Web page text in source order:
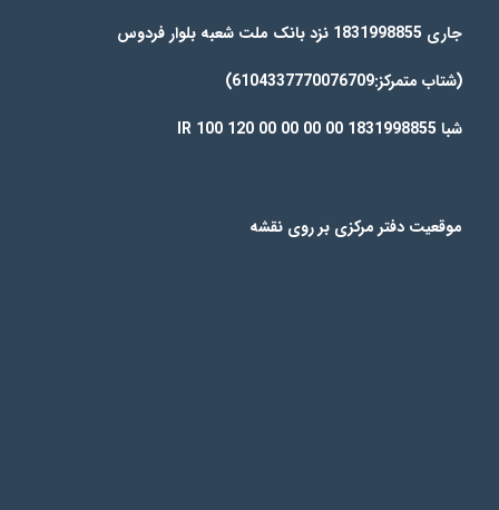
جاری 1831998855 نزد بانک ملت شعبه بلوار فردوس
(شتاب متمرکز:6104337770076709)
شبا IR 100 120 00 00 00 00 1831998855
موقعیت دفتر مرکزی بر روی نقشه